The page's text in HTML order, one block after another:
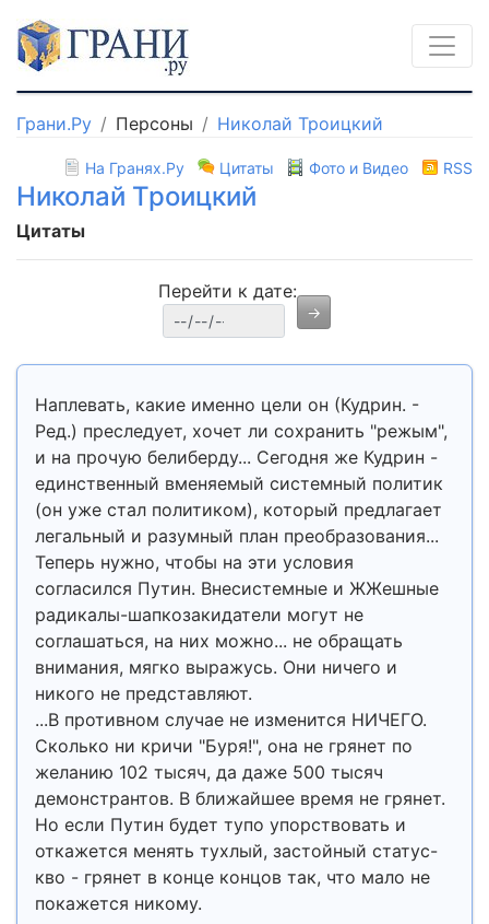
Грани.Ру Персоны Николай Троицкий
На Гранях.Ру Цитаты Фото и Видео RSS
Николай Троицкий
Цитаты
Перейти к дате:
Наплевать, какие именно цели он (Кудрин. -
Ред.) преследует, хочет ли сохранить "режым",
и на прочую белиберду... Сегодня же Кудрин -
единственный вменяемый системный политик
(он уже стал политиком), который предлагает
легальный и разумный план преобразования...
Теперь нужно, чтобы на эти условия
согласился Путин. Внесистемные и ЖЖешные
радикалы-шапкозакидатели могут не
соглашаться, на них можно... не обращать
внимания, мягко выражусь. Они ничего и
никого не представляют.
...В противном случае не изменится НИЧЕГО.
Сколько ни кричи "Буря!", она не грянет по
желанию 102 тысяч, да даже 500 тысяч
демонстрантов. В ближайшее время не грянет.
Но если Путин будет тупо упорствовать и
откажется менять тухлый, застойный статус-
кво - грянет в конце концов так, что мало не
покажется никому.